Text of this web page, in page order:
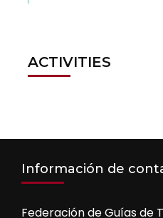
ACTIVITIES
Información de
Federación de Guías de